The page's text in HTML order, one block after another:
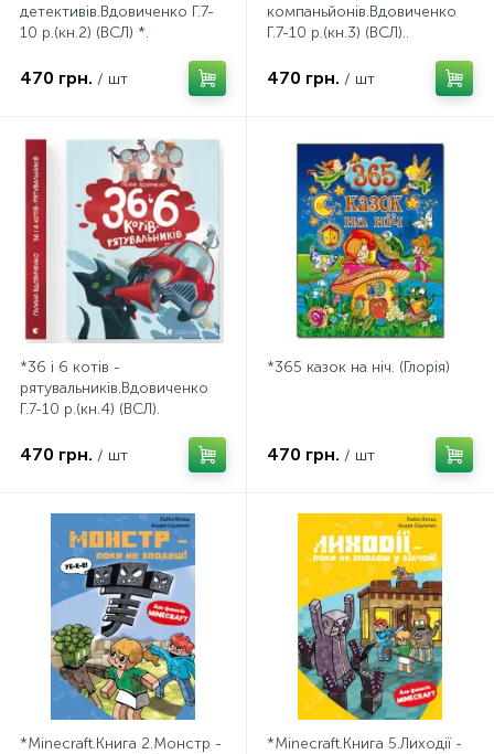
детективів.Вдовиченко Г.7-
10 р.(кн.2) (ВСЛ) *.
470 грн. / шт
компаньйонів.Вдовиченко
Г.7-10 р.(кн.3) (ВСЛ)..
470 грн. / шт
*36 і 6 котів -
рятувальників.Вдовиченко
Г.7-10 р.(кн.4) (ВСЛ).
470 грн. / шт
*365 казок на ніч. (Глорія)
470 грн. / шт
*Minecraft.Книга 2.Монстр -
*Minecraft.Книга 5.Лиходії -